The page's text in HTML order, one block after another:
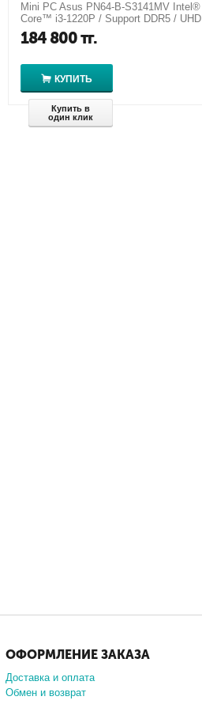
Mini PC Asus PN64-B-S3141MV Intel®
Core™ i3-1220P / Support DDR5 / UHD
for 12th Gen Intel®
184 800тг.
КУПИТЬ
Купить в
один клик
ОФОРМЛЕНИЕ ЗАКАЗА
Доставка и оплата
Обмен и возврат